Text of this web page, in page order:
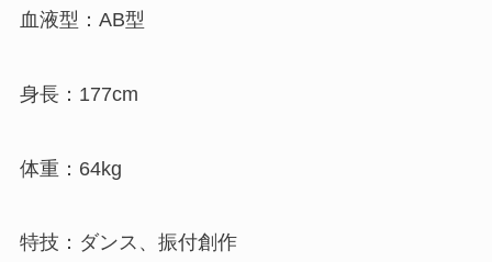
血液型：AB型
身長：177cm
体重：64kg
特技：ダンス、振付創作